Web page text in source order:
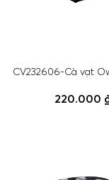
CV232606-Cà vạt
220.000